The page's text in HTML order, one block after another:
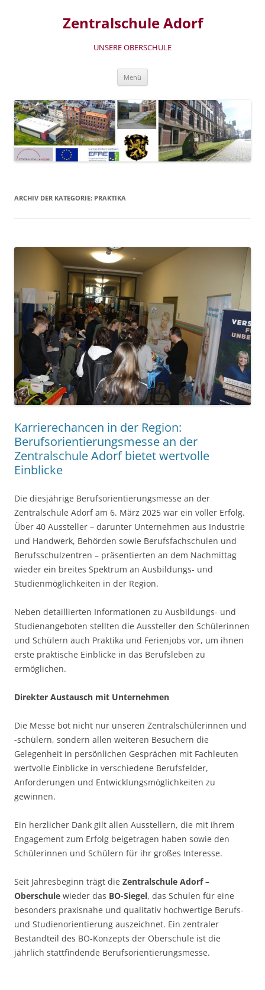
Zentralschule Adorf
UNSERE OBERSCHULE
Menü
ARCHIV DER KATEGORIE: PRAKTIKA
Karrierechancen in der Region:
Berufsorientierungsmesse an der
Zentralschule Adorf bietet wertvolle
Einblicke
Die diesjährige Berufsorientierungsmesse an der
Zentralschule Adorf am 6. März 2025 war ein voller Erfolg.
Über 40 Aussteller – darunter Unternehmen aus Industrie
und Handwerk, Behörden sowie Berufsfachschulen und
Berufsschulzentren – präsentierten an dem Nachmittag
wieder ein breites Spektrum an Ausbildungs- und
Studienmöglichkeiten in der Region.
Neben detaillierten Informationen zu Ausbildungs- und
Studienangeboten stellten die Aussteller den Schülerinnen
und Schülern auch Praktika und Ferienjobs vor, um ihnen
erste praktische Einblicke in das Berufsleben zu
ermöglichen.
Direkter Austausch mit Unternehmen
Die Messe bot nicht nur unseren Zentralschülerinnen und
-schülern, sondern allen weiteren Besuchern die
Gelegenheit in persönlichen Gesprächen mit Fachleuten
wertvolle Einblicke in verschiedene Berufsfelder,
Anforderungen und Entwicklungsmöglichkeiten zu
gewinnen.
Ein herzlicher Dank gilt allen Ausstellern, die mit ihrem
Engagement zum Erfolg beigetragen haben sowie den
Schülerinnen und Schülern für ihr großes Interesse.
Seit Jahresbeginn trägt die Zentralschule Adorf –
Oberschule wieder das BO-Siegel, das Schulen für eine
besonders praxisnahe und qualitativ hochwertige Berufs-
und Studienorientierung auszeichnet. Ein zentraler
Bestandteil des BO-Konzepts der Oberschule ist die
jährlich stattfindende Berufsorientierungsmesse.